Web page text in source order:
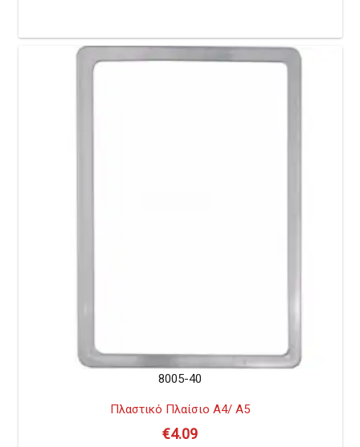
8005-40
Πλαστικό Πλαίσιο Α4/ Α5
€4.09